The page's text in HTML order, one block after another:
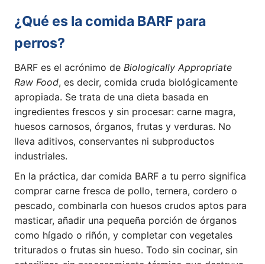
¿Qué es la comida BARF para
perros?
BARF es el acrónimo de Biologically Appropriate
Raw Food, es decir, comida cruda biológicamente
apropiada. Se trata de una dieta basada en
ingredientes frescos y sin procesar: carne magra,
huesos carnosos, órganos, frutas y verduras. No
lleva aditivos, conservantes ni subproductos
industriales.
En la práctica, dar comida BARF a tu perro significa
comprar carne fresca de pollo, ternera, cordero o
pescado, combinarla con huesos crudos aptos para
masticar, añadir una pequeña porción de órganos
como hígado o riñón, y completar con vegetales
triturados o frutas sin hueso. Todo sin cocinar, sin